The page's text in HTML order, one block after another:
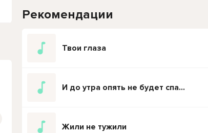
Рекомендации
Твои глаза
И до утра опять не будет спать ремикс
Жили не тужили